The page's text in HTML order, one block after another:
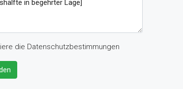
die Datenschutzbestimmungen